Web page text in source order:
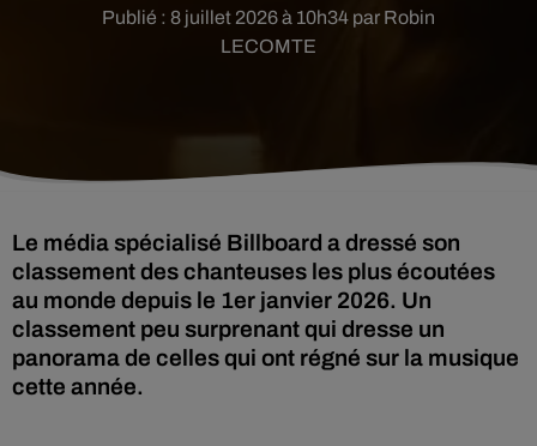
Publié : 8 juillet 2026 à 10h34 par Robin
LECOMTE
Le média spécialisé Billboard a dressé son
classement des chanteuses les plus écoutées
au monde depuis le 1er janvier 2026. Un
classement peu surprenant qui dresse un
panorama de celles qui ont régné sur la musique
cette année.